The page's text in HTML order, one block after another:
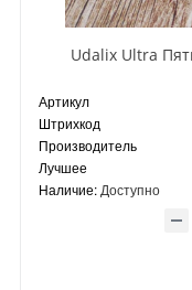
Udalix Ultra
Артикул
Штрихкод
Производитель
Лучшее
Наличие: Доступно